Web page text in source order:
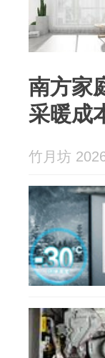
南方家
采暖成
竹月坊